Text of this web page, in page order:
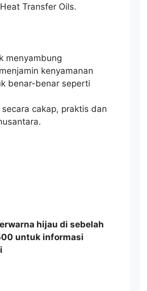
Transfer Oils.
menyambung
kenyamanan
benar-benar seperti
cakap, praktis dan
hijau di sebelah
untuk informasi